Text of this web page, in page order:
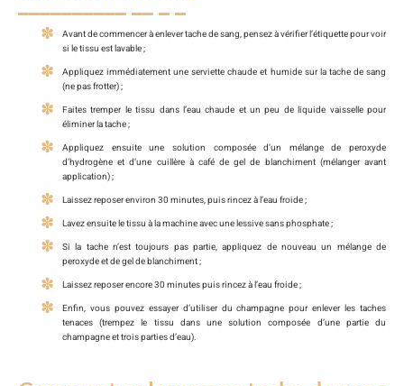
Avant de commencer à enlever tache de sang, pensez à vérifier l’étiquette pour voir
si le tissu est lavable ;
Appliquez immédiatement une serviette chaude et humide sur la tache de sang
(ne pas frotter) ;
Faites tremper le tissu dans l’eau chaude et un peu de liquide vaisselle pour
éliminer la tache ;
Appliquez ensuite une solution composée d’un mélange de peroxyde
d’hydrogène et d’une cuillère à café de gel de blanchiment (mélanger avant
application) ;
Laissez reposer environ 30 minutes, puis rincez à l’eau froide ;
Lavez ensuite le tissu à la machine avec une lessive sans phosphate ;
Si la tache n’est toujours pas partie, appliquez de nouveau un mélange de
peroxyde et de gel de blanchiment ;
Laissez reposer encore 30 minutes puis rincez à l’eau froide ;
Enfin, vous pouvez essayer d’utiliser du champagne pour enlever les taches
tenaces (trempez le tissu dans une solution composée d’une partie du
champagne et trois parties d’eau).